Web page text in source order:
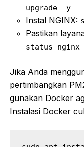
upgrade -y
Instal NGINX:
Pastikan
status nginx
Jika Anda
pertimbangkan
gunakan Docker
Instalasi Docker